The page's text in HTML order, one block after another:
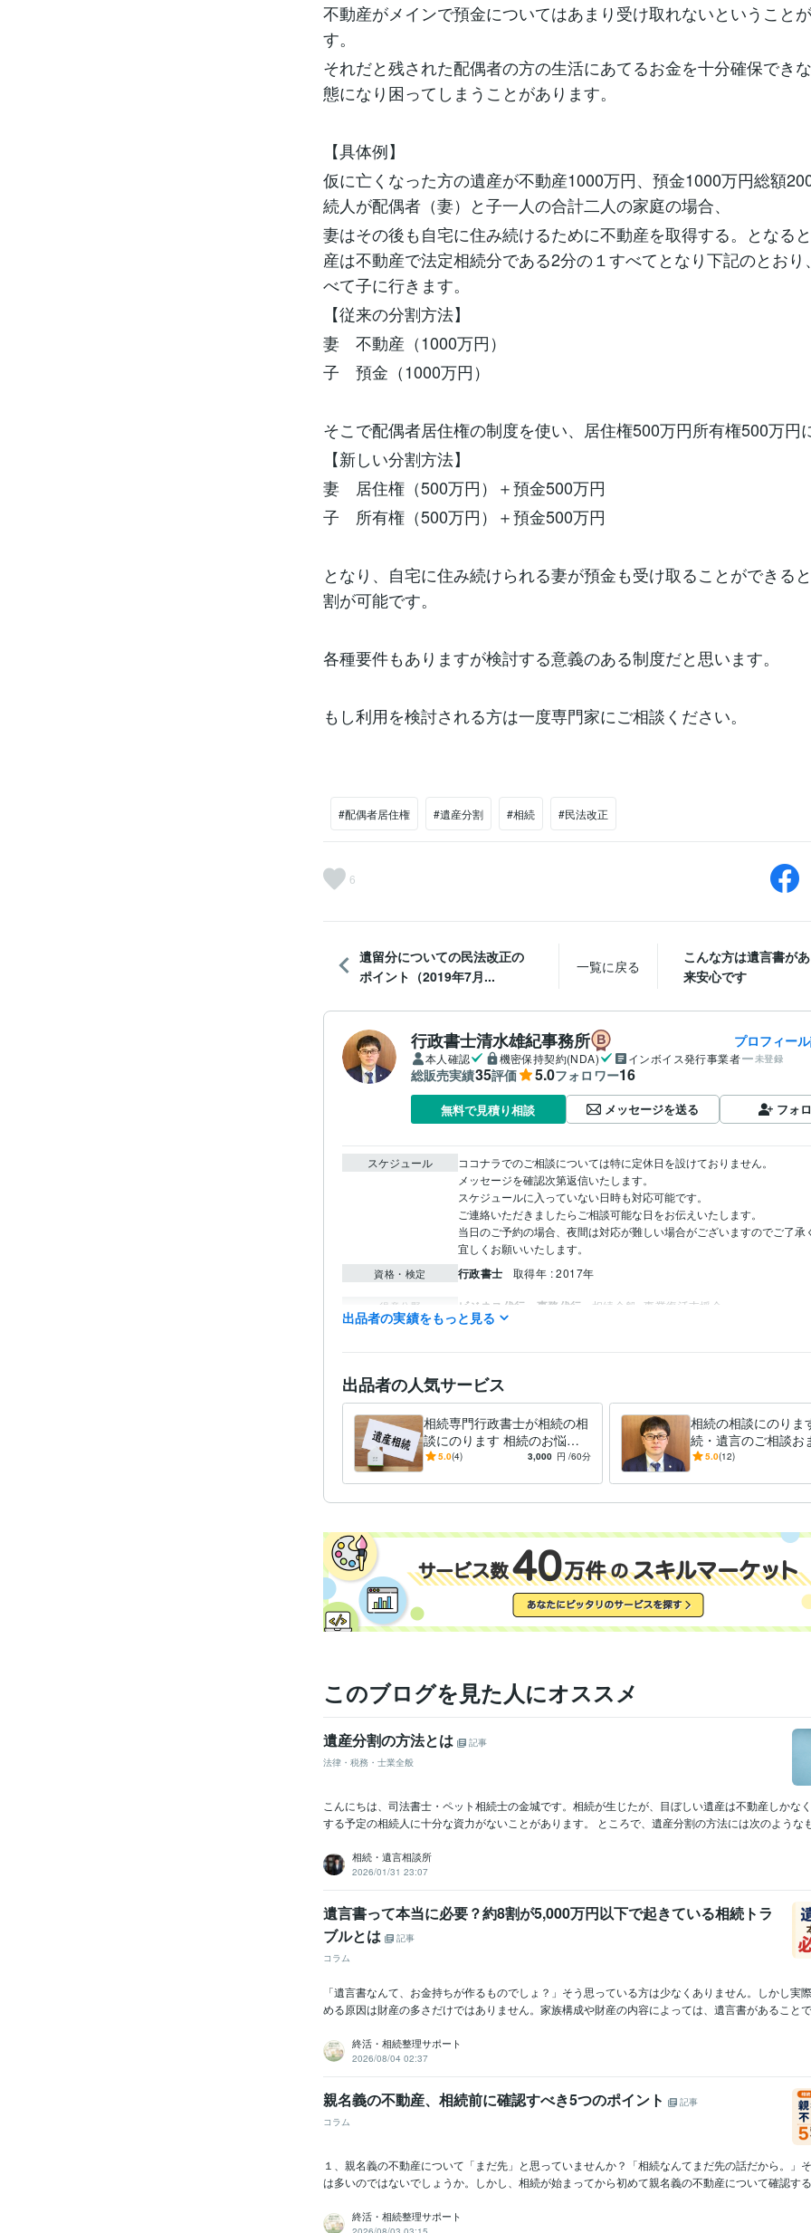
不動産がメインで預金についてはあまり受け取れないということ
す。
それだと残された配偶者の方の生活にあてるお金を十分確保でき
態になり困ってしまうことがあります。
【具体例】
仮に亡くなった方の遺産が不動産1000万円、預金1000万円総額
続人が配偶者（妻）と子一人の合計二人の家庭の場合、
妻はその後も自宅に住み続けるために不動産を取得する。となる
産は不動産で法定相続分である2分の１すべてとなり下記のとおり
べて子に行きます。
【従来の分割方法】
妻 不動産（1000万円）
子 預金（1000万円）
そこで配偶者居住権の制度を使い、居住権500万円所有権500万円
【新しい分割方法】
妻 居住権（500万円）＋預金500万円
子 所有権（500万円）＋預金500万円
となり、自宅に住み続けられる妻が預金も受け取ることができる
割が可能です。
各種要件もありますが検討する意義のある制度だと思います。
もし利用を検討される方は一度専門家にご相談ください。
#配偶者居住権 #遺産分割 #相続 #民法改正
6
遺留分についての民法改正の
ポイント（2019年7月...
一覧に戻る
こんな方は遺言書が
来安心です
行政書士清水雄紀事務所 プロフィー
本人確認 機密保持契約(NDA) インボイス発行事業者 未登録
総販売実績35評価 5.0フォロワー16
無料で見積り相談 メッセージを送る フォ
スケジュール
ココナラでのご相談については特に定休日を設けておりません。
メッセージを確認次第返信いたします。
スケジュールに入っていない日時も対応可能です。
ご連絡いただきましたらご相談可能な日をお伝えいたします。
当日のご予約の場合、夜間は対応が難しい場合がございますのでご了承
宜しくお願いいたします。
資格・検定 行政書士 取得年 : 2017年
得意分野 ビジネス代行・事務代行 相続全般 事業復活支援金
相続・遺言
入管での手続き代行
語学力 英語 日常会話レベル
出品者の実績をもっと見る
出品者の人気サービス
相続専門行政書士が相続の相
談にのります 相続のお悩み
は専門家に相談してスッキリ
5.0(4) 3,000 円 /60分
相続の相談にのりま
続・遺言のご相談お
ださい
5.0(12)
このブログを見た人にオススメ
遺産分割の方法とは
記事
法律・税務・士業全般
こんにちは、司法書士・ペット相続士の金城です。相続が生じたが、目ぼしい遺産は不動産しかな
する予定の相続人に十分な資力がないことがあります。 ところで、遺産分割の方法には次のような
相続・遺言相談所
2026/01/31 23:07
遺言書って本当に必要？約8割が5,000万円以下で起きている相続トラ
ブルとは
記事
コラム
「遺言書なんて、お金持ちが作るものでしょ？」そう思っている方は少なくありません。しかし実
める原因は財産の多さだけではありません。家族構成や財産の内容によっては、遺言書があること
終活・相続整理サポート
2026/08/04 02:37
親名義の不動産、相続前に確認すべき5つのポイント
記事
コラム
１、親名義の不動産について「まだ先」と思っていませんか？「相続なんてまだ先の話だから。」
は多いのではないでしょうか。しかし、相続が始まってから初めて親名義の不動産について確認す
終活・相続整理サポート